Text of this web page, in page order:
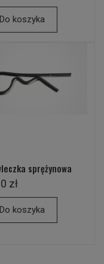
Do koszyka
sprężynowa
zł
Do koszyka